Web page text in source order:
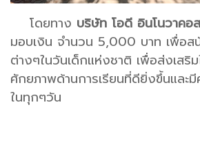
โดยทาง บริษัท โอดี อินโนวาคอ
มอบเงิน จำนวน 5,000 บาท เพื่อส
ต่างๆในวันเด็กแห่งชาติ เพื่อส่งเสริ
ศักยภาพด้านการเรียนที่ดียิ่งขึ้นและมี
ในทุกๆวัน